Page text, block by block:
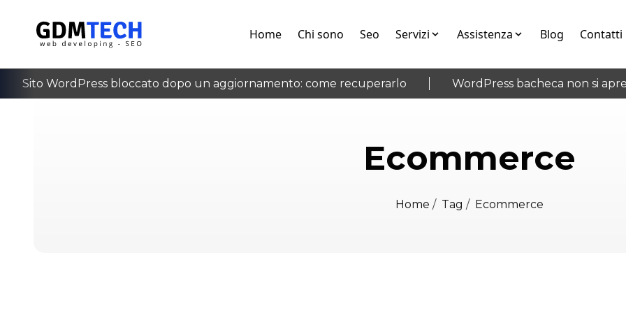
Home Chi sono Seo Servizi Assistenza Blog Contatti
Sito WordPress bloccato dopo un aggiornamento: come recuperarlo WordPress bacheca non si apre:
‹
Ecommerce
Home / Tag / Ecommerce